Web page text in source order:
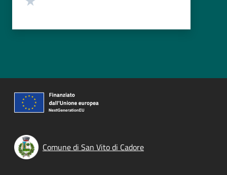
Comune di San Vito di Cadore